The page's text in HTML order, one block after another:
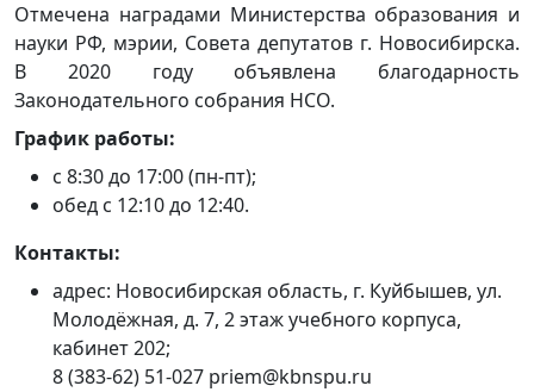
Отмечена наградами Министерства образования и
науки РФ, мэрии, Совета депутатов г. Новосибирска.
В 2020 году объявлена благодарность
Законодательного собрания НСО.
График работы:
с 8:30 до 17:00 (пн-пт);
обед с 12:10 до 12:40.
Контакты:
адрес: Новосибирская область, г. Куйбышев, ул.
Молодёжная, д. 7, 2 этаж учебного корпуса,
кабинет 202;
8 (383-62) 51-027 priem@kbnspu.ru